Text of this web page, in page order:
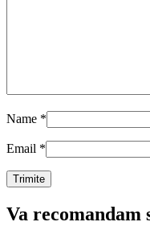
Name *
Email *
Va recomandam